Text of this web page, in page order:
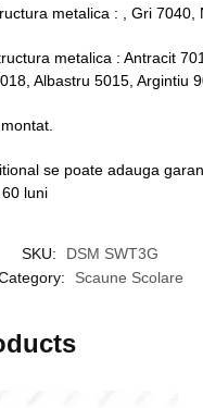
metalica : , Gri 7040,
metalica : Antracit
Albastru 5015, Argintiu
se poate adauga
luni
SKU:
DSM SWT3G
Scaune Scolare